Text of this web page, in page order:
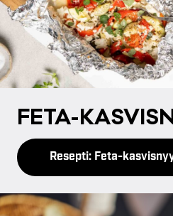
FE­TA-
Resepti: Feta-